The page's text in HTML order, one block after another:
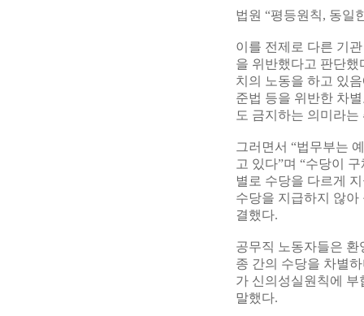
법원 “평등원칙, 동일
이를 전제로 다른 기
을 위반했다고 판단
치의 노동을 하고 있
준법 등을 위반한 차
도 금지하는 의미라는
그러면서 “법무부는
고 있다”며 “수당이
별로 수당을 다르게
수당을 지급하지 않
결했다.
공무직 노동자들은
종 간의 수당을 차별
가 신의성실원칙에
말했다.